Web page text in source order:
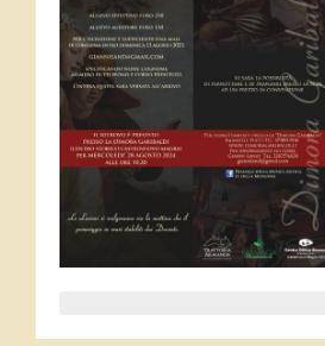
Corsi
Bottega
Strumenti in vendita
Corde, custodie, negozi